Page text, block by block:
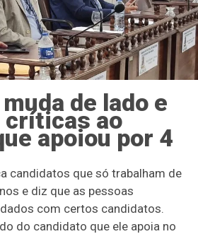
de lado e
críticas ao
apoiou por 4
candidatos que só trabalham de
e diz que as pessoas
com certos candidatos.
do candidato que ele apoia no